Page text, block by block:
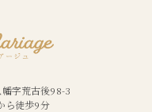
字荒古後98-3
ら徒歩9分